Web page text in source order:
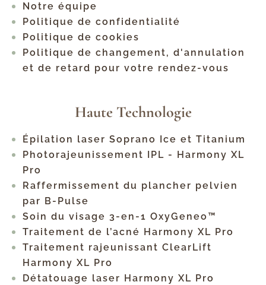
Notre équipe
Politique de confidentialité
Politique de cookies
Politique de changement, d'annulation
et de retard pour votre rendez-vous
Haute Technologie
Épilation laser Soprano Ice et Titanium
Photorajeunissement IPL - Harmony XL
Pro
Raffermissement du plancher pelvien
par B-Pulse
Soin du visage 3-en-1 OxyGeneo™
Traitement de l’acné Harmony XL Pro
Traitement rajeunissant ClearLift
Harmony XL Pro
Détatouage laser Harmony XL Pro